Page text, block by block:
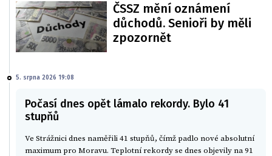
ČSSZ mění oznámení
důchodů. Senioři by měli
zpozornět
5. srpna 2026 19:08
Počasí dnes opět lámalo rekordy. Bylo 41
stupňů
Ve Strážnici dnes naměřili 41 stupňů, čímž padlo nové absolutní
maximum pro Moravu. Teplotní rekordy se dnes objevily na 91